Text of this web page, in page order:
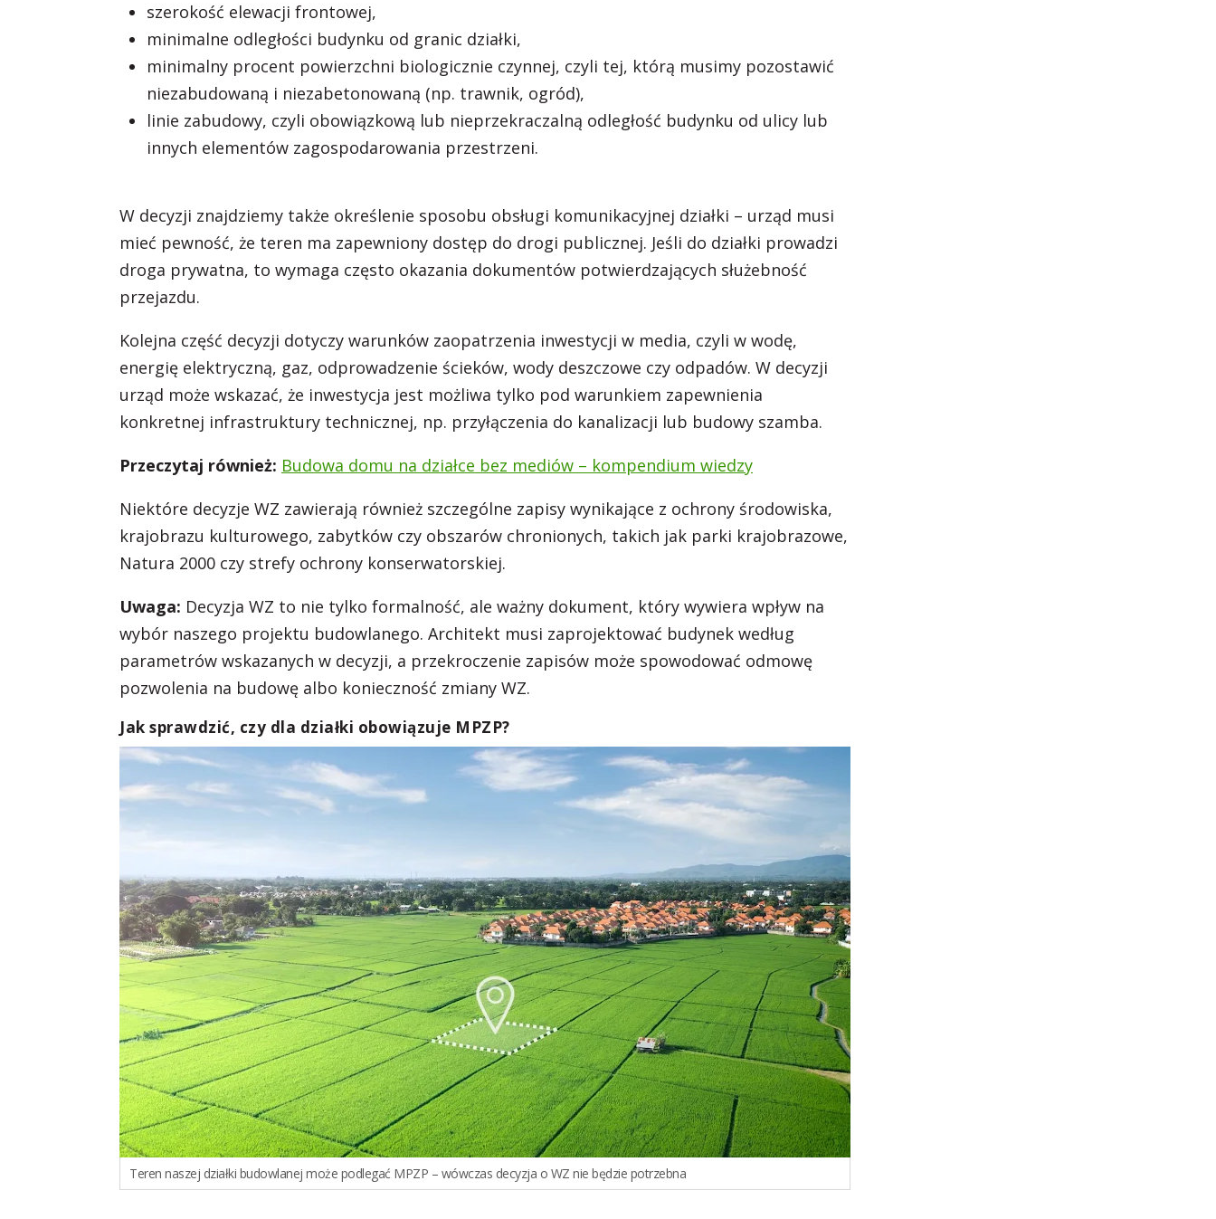
szerokość elewacji frontowej,
minimalne odległości budynku od granic działki,
minimalny procent powierzchni biologicznie czynnej, czyli tej, którą musimy pozostawić
niezabudowaną i niezabetonowaną (np. trawnik, ogród),
linie zabudowy, czyli obowiązkową lub nieprzekraczalną odległość budynku od ulicy lub
innych elementów zagospodarowania przestrzeni.
W decyzji znajdziemy także określenie sposobu obsługi komunikacyjnej działki – urząd musi
mieć pewność, że teren ma zapewniony dostęp do drogi publicznej. Jeśli do działki prowadzi
droga prywatna, to wymaga często okazania dokumentów potwierdzających służebność
przejazdu.
Kolejna część decyzji dotyczy warunków zaopatrzenia inwestycji w media, czyli w wodę,
energię elektryczną, gaz, odprowadzenie ścieków, wody deszczowe czy odpadów. W decyzji
urząd może wskazać, że inwestycja jest możliwa tylko pod warunkiem zapewnienia
konkretnej infrastruktury technicznej, np. przyłączenia do kanalizacji lub budowy szamba.
Przeczytaj również: Budowa domu na działce bez mediów – kompendium wiedzy
Niektóre decyzje WZ zawierają również szczególne zapisy wynikające z ochrony środowiska,
krajobrazu kulturowego, zabytków czy obszarów chronionych, takich jak parki krajobrazowe,
Natura 2000 czy strefy ochrony konserwatorskiej.
Uwaga: Decyzja WZ to nie tylko formalność, ale ważny dokument, który wywiera wpływ na
wybór naszego projektu budowlanego. Architekt musi zaprojektować budynek według
parametrów wskazanych w decyzji, a przekroczenie zapisów może spowodować odmowę
pozwolenia na budowę albo konieczność zmiany WZ.
Jak sprawdzić, czy dla działki obowiązuje MPZP?
Teren naszej działki budowlanej może podlegać MPZP – wówczas decyzja o WZ nie będzie potrzebna